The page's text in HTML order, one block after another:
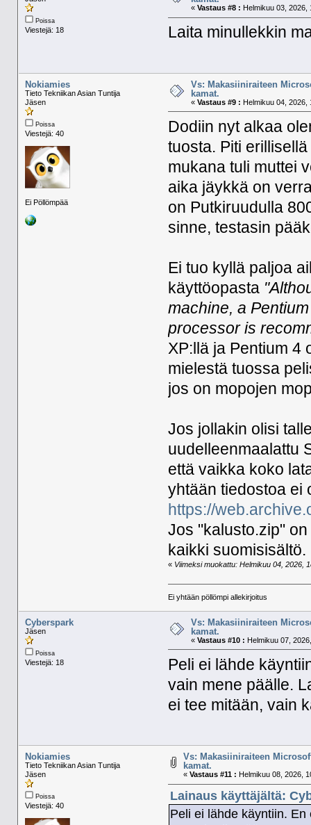
Poissa
Viestejä: 18
« Vastaus #8 : Helmikuu 03, 2026,
Laita minullekkin
Nokiamies
Tieto Tekniikan Asian Tuntija
Jäsen
Poissa
Viestejä: 40
Ei Pöllömpää
Vs: Makasiiniraiteen
kamat.
« Vastaus #9 : Helmikuu 04, 2026,
Dodiin nyt alkaa
tuosta. Piti
mukana tuli muttei
aika jäykkä on
on Putkiruudulla
sinne, testasin
Ei tuo kyllä paljoa
käyttöopasta
machine, a
processor is
XP:llä ja Pentium
mielestä tuossa
jos on mopojen
Jos jollakin olisi
uudelleenmaalattu
että vaikka koko
yhtään tiedostoa ei
https://
Jos "kalusto.zip"
kaikki suomisisältö.
« Viimeksi muokattu: Helmikuu 04, 2026,
Ei yhtään pöllömpi allekirjoitus
Cyberspark
Jäsen
Poissa
Viestejä: 18
Vs: Makasiiniraiteen
kamat.
« Vastaus #10 : Helmikuu 07,
Peli ei lähde
vain mene päälle.
ei tee mitään, vain
Nokiamies
Tieto Tekniikan Asian Tuntija
Jäsen
Poissa
Viestejä: 40
Vs: Makasiiniraiteen
kamat.
« Vastaus #11 : Helmikuu 08, 2026,
Lainaus käyttäjältä:
Peli ei lähde käyntiin.